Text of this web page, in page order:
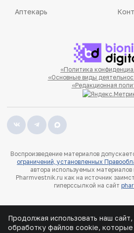
«Политика
«Основные виды
«Редакционная
Аптекарь
Воспроизведение материалов
ограничений, установленных
автора используемых
Pharmvestnik.ru как на источник
гиперссылкой на сайт
Продолжая использовать наш
обработку файлов cookie,